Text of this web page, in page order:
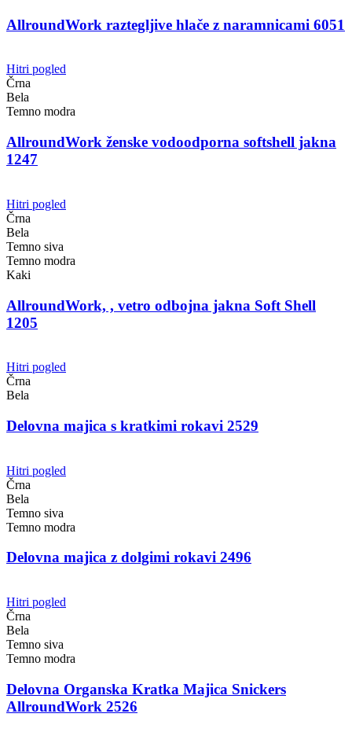
AllroundWork raztegljive hlače z naramnicami 6051
Hitri pogled
Črna
Bela
Temno modra
AllroundWork ženske vodoodporna softshell jakna
1247
Hitri pogled
Črna
Bela
Temno siva
Temno modra
Kaki
AllroundWork, , vetro odbojna jakna Soft Shell
1205
Hitri pogled
Črna
Bela
Delovna majica s kratkimi rokavi 2529
Hitri pogled
Črna
Bela
Temno siva
Temno modra
Delovna majica z dolgimi rokavi 2496
Hitri pogled
Črna
Bela
Temno siva
Temno modra
Delovna Organska Kratka Majica Snickers
AllroundWork 2526